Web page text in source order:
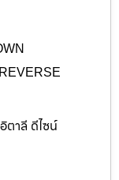
ตาลี ดีไซน์